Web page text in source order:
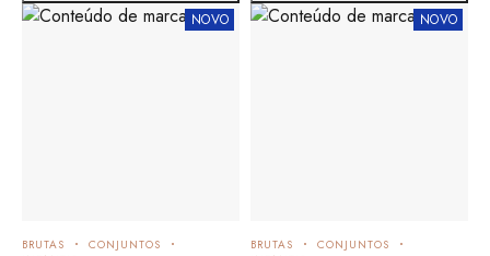
NOVO
BRUTAS
CONJUNTOS
NOVO
BRUTAS
CONJUNTOS